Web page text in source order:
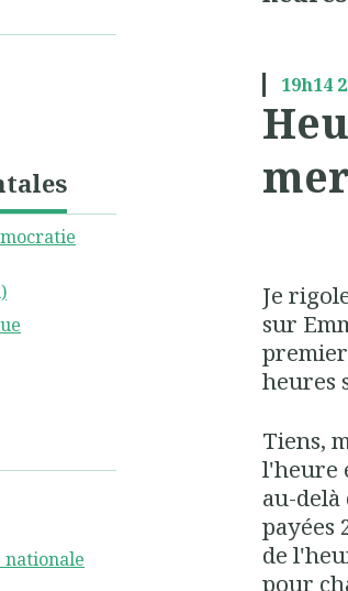
nationale
19h14
Je
sur
heures
Tiens,
l'heure
au-delà
payées
de
pour